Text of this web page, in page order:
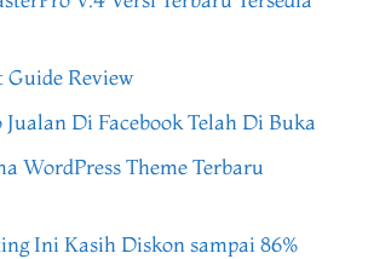
Review
Jualan Di Facebook Telah Di Buka
WordPress Theme Terbaru
Ini Kasih Diskon sampai 86%